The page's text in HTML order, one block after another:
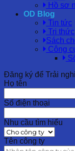
Hồ sơ
OD Blog
Tin tức
Tri thức
Sách
Công
Đăng ký để Trải
Họ tên
Số điện thoại
Nhu cầu tìm hiểu
Tên công ty